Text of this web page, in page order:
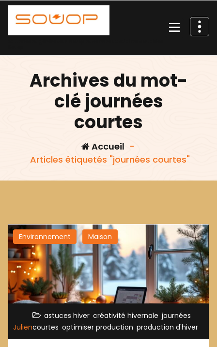
Aller
Archives du mot-
clé journées
courtes
Accueil -
Articles étiquetés "journées courtes"
Environnement Maison
Julien
astuces hiver créativité hivernale journées
courtes optimiser production production d'hiver